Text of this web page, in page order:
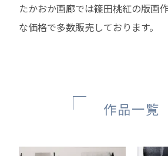
たかおか画廊では篠田桃紅の版画
な価格で多数販売しております。
作品一覧